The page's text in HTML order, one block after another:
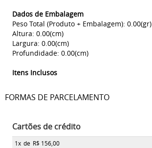
Dados de Embalagem
Peso Total (Produto + Embalagem): 0.00(gr)
Altura: 0.00(cm)
Largura: 0.00(cm)
Profundidade: 0.00(cm)
Itens Inclusos
FORMAS DE PARCELAMENTO
Cartões de crédito
1x de R$ 156,00